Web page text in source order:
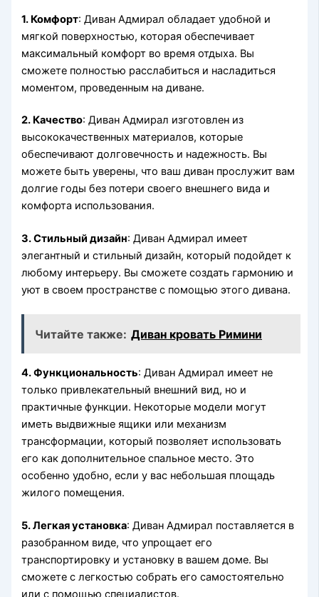
1. Комфорт: Диван Адмирал обладает удобной и
мягкой поверхностью, которая обеспечивает
максимальный комфорт во время отдыха. Вы
сможете полностью расслабиться и насладиться
моментом, проведенным на диване.
2. Качество: Диван Адмирал изготовлен из
высококачественных материалов, которые
обеспечивают долговечность и надежность. Вы
можете быть уверены, что ваш диван прослужит вам
долгие годы без потери своего внешнего вида и
комфорта использования.
3. Стильный дизайн: Диван Адмирал имеет
элегантный и стильный дизайн, который подойдет к
любому интерьеру. Вы сможете создать гармонию и
уют в своем пространстве с помощью этого дивана.
Читайте также: Диван кровать Римини
4. Функциональность: Диван Адмирал имеет не
только привлекательный внешний вид, но и
практичные функции. Некоторые модели могут
иметь выдвижные ящики или механизм
трансформации, который позволяет использовать
его как дополнительное спальное место. Это
особенно удобно, если у вас небольшая площадь
жилого помещения.
5. Легкая установка: Диван Адмирал поставляется в
разобранном виде, что упрощает его
транспортировку и установку в вашем доме. Вы
сможете с легкостью собрать его самостоятельно
или с помощью специалистов.